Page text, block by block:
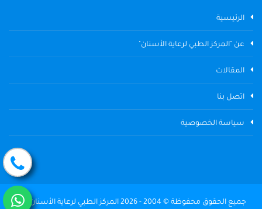
الرئيسية
عن "المركز الطبي لرعاية الأسنان"
المقالات
اتصل بنا
سياسة الخصوصية
جميع الحقوق محفوظة © 2004 - 2026 المركز الطبي لرعاية الأسنان The